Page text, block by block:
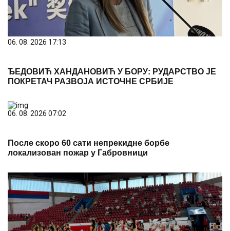
06. 08. 2026 17:13
ЂЕДОВИЋ ХАНДАНОВИЋ У БОРУ: РУДАРСТВО ЈЕ
ПОКРЕТАЧ РАЗВОЈА ИСТОЧНЕ СРБИЈЕ
06. 08. 2026 07:02
После скоро 60 сати непрекидне борбе
локализован пожар у Габровници